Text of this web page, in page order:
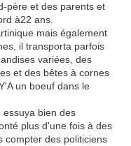
père et des parents et
à22 ans.
mais également
il transporta parfois
variées, des
et des bêtes à cornes
un boeuf dans le
bien des
plus d'une fois à des
compter des politiciens